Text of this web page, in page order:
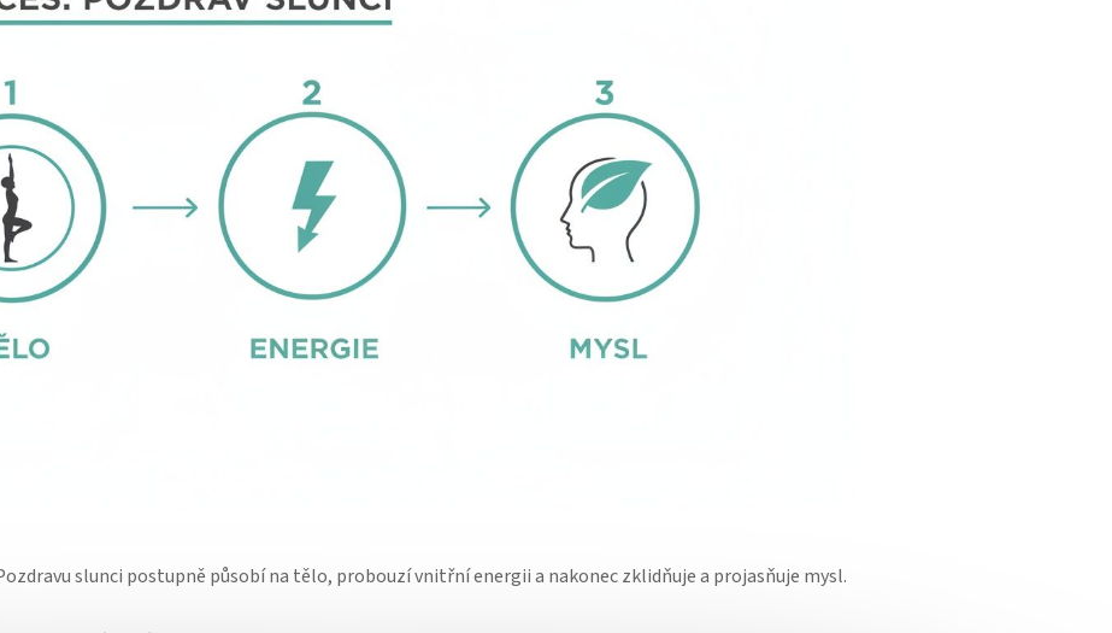
slunci postupně působí na tělo, probouzí vnitřní energii a nakonec zklidňuje a projasňuje mysl.